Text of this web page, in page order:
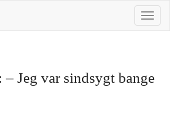
Toggle
– Jeg var sindsygt bange